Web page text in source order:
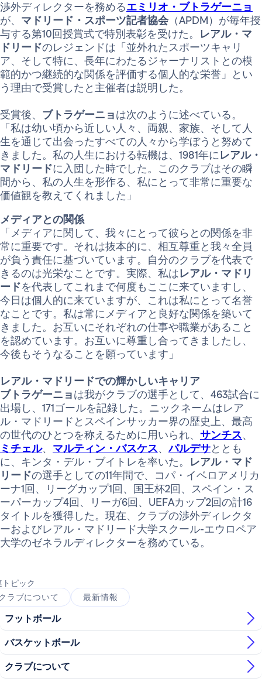
渉外ディレクターを務めるエミリオ・ブトラゲーニョ
が、 マドリード・スポーツ記者協会（APDM）が毎年授
与する第10回授賞式で特別表彰を受けた。 レアル・マ
ドリードのレジェンドは「並外れたスポーツキャリ
ア、そして特に、長年にわたるジャーナリストとの模
範的かつ継続的な関係を評価する個人的な栄誉」とい
う理由で受賞したと主催者は説明した。
受賞後、 ブトラゲーニョは次のように述べている。
「私は幼い頃から近しい人々、両親、家族、そして人
生を通じて出会ったすべての人々から学ぼうと努めて
きました。私の人生における転機は、1981年にレアル・
マドリードに入団した時でした。このクラブはその瞬
間から、私の人生を形作る、私にとって非常に重要な
価値観を教えてくれました」
メディアとの関係
「メディアに関して、我々にとって彼らとの関係を非
常に重要です。それは抜本的に、相互尊重と我々全員
が負う責任に基づいています。自分のクラブを代表で
きるのは光栄なことです。実際、私はレアル・マドリ
ードを代表してこれまで何度もここに来ていますし、
今日は個人的に来ていますが、これは私にとって名誉
なことです。私は常にメディアと良好な関係を築いて
きました。お互いにそれぞれの仕事や職業があること
を認めています。お互いに尊重し合ってきましたし、
今後もそうなることを願っています」
レアル・マドリードでの輝かしいキャリア
ブトラゲーニョは我がクラブの選手として、463試合に
出場し、171ゴールを記録した。ニックネームはレア
ル・マドリードとスペインサッカー界の歴史上、最高
の世代のひとつを称えるために用いられ、 サンチス、
ミチェル、 マルティン・バスケス、パルデサととも
に、キンタ・デル・ブイトレを率いた。 レアル・マド
リードの選手としての11年間で、コパ・イベロアメリカ
ーナ1回、リーグカップ1回、国王杯2回、スペイン・ス
ーパーカップ4回、リーガ6回、UEFAカップ2回の計16
タイトルを獲得した。現在、クラブの渉外ディレクタ
ーおよびレアル・マドリード大学スクール-エウロペア
大学のゼネラルディレクターを務めている。
トピック
ラブについて
最新情報
フットボール
バスケットボール
クラブについて